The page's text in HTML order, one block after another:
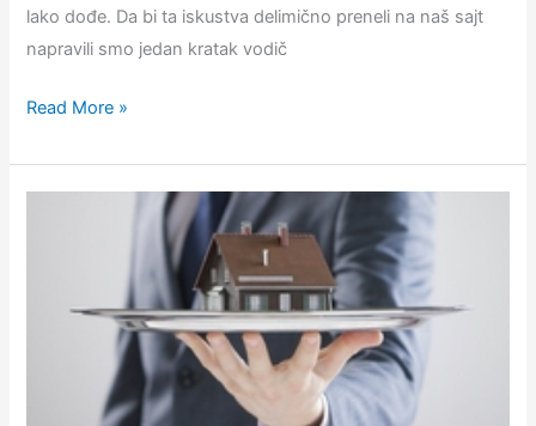
lako dođe. Da bi ta iskustva delimično preneli na naš sajt
napravili smo jedan kratak vodič
4
pri
Read More »